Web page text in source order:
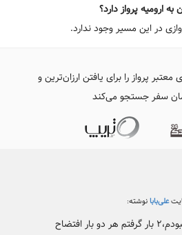
ارومیه پرواز دارد؟
در این مسیر وجود ندارد.
پرواز را برای یافتن ارزان‌ترین و
سفر جستجو می‌کند
علی‌بابانوشته:
افتضاح